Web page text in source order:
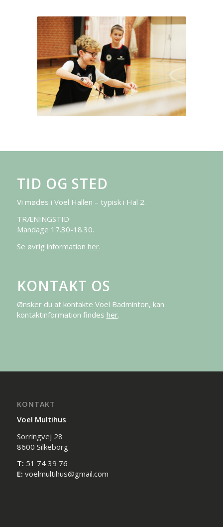
TID OG STED
Vi mødes i Voel Hallen – typisk i Hal 2.
TRÆNINGSTID
Mandage 17.30-18.30.
Se øvrig information her.
KONTAKT OS
Ønsker du at kontakte Voel Badminton, kan
kontaktinformation findes her.
KONTAKT
Voel Multihus
Sorringvej 28
8600 Silkeborg
T: 51 74 39 76
E: voelmultihus@gmail.com